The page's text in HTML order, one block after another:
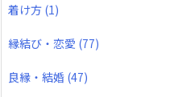
着け方 (1)
縁結び・恋愛 (77)
良縁・結婚 (47)